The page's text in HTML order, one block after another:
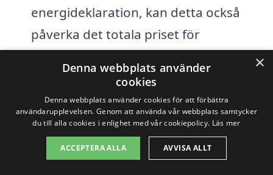
energideklaration, kan detta också
påverka det totala priset för
För att få den bästa möjliga affären på en
överlåtelsebesiktning i Stora Höga
rekommenderar vi att du jämför priser
och tjänster från olika företag. Vår
×
Denna webbplats använder
cookies
Denna webbplats använder cookies för att förbättra
användarupplevelsen. Genom att använda vår webbplats samtycker
du till alla cookies i enlighet med vår cookiepolicy. Läs mer
ACCEPTERA ALLA AVVISA ALLT